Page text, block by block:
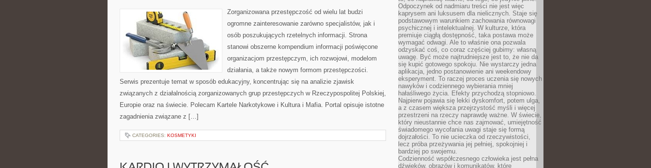
Zorganizowana przestępczość od wielu lat budzi
ogromne zainteresowanie zarówno specjalistów, jak i
osób poszukujących rzetelnych informacji. Strona
stanowi obszerne kompendium informacji poświęcone
organizacjom przestępczym, ich rozwojowi, modelom
działania, a także nowym formom przestępczości.
Serwis prezentuje temat w sposób edukacyjny, koncentrując się na analizie zjawisk
związanych z działalnością zorganizowanych grup przestępczych w Rzeczypospolitej Polskiej,
Europie oraz na świecie. Polecam Kartele Narkotykowe i Kultura i Mafia. Portal opisuje istotne
zagadnienia związane z […]
CATEGORIES: KOSMETYKI
Odpoczynek od nadmiaru treści nie jest więc
kaprysem ani luksusem dla nielicznych. Staje się
podstawowym warunkiem zachowania równowagi
psychicznej i intelektualnej. W kulturze, która
premiuje ciągłą dostępność, taka postawa może
wymagać odwagi. Ale to właśnie ona pozwala
odzyskać coś, co coraz częściej gubimy: własną
uwagę. Być może najtrudniejsze jest to, że nie da
się kupić gotowego spokoju. Nie wystarczy jedna
aplikacja, jedno postanowienie ani weekendowy
eksperyment. To raczej proces uczenia się nowych
nawyków i codziennego wybierania mniej
hałaśliwego życia. Efekty przychodzą stopniowo.
Najpierw pojawia się lekki dyskomfort, potem ulga,
a z czasem większa przejrzystość myśli i więcej
przestrzeni na rzeczy naprawdę ważne. W świecie,
który nieustannie chce nas zajmować, umiejętność
świadomego wycofania uwagi staje się formą
dojrzałości. To nie ucieczka od rzeczywistości,
lecz próba przeżywania jej pełniej, spokojniej i
bardziej po swojemu.
Codzienność współczesnego człowieka jest pełna
dźwięków, obrazów i komunikatów, które